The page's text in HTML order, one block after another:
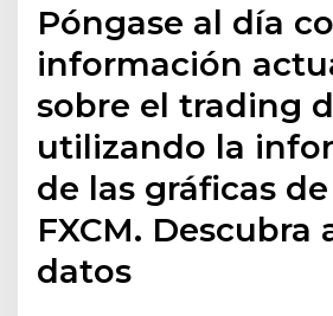
Póngase al día
información
sobre el trading
utilizando la
de las gráficas
FXCM. Descubra
datos